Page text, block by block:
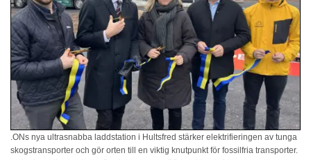
.ONs nya ultrasnabba laddstation i Hultsfred stärker elektrifieringen av tunga
skogstransporter och gör orten till en viktig knutpunkt för fossilfria transporter.